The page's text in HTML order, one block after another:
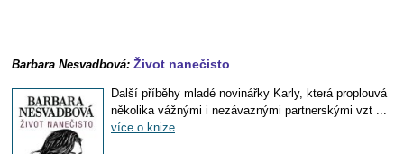
Barbara Nesvadbová: Život nanečisto
Další příběhy mladé novinářky Karly, která proplouvá
několika vážnými i nezávaznými partnerskými vzt ...
více o knize